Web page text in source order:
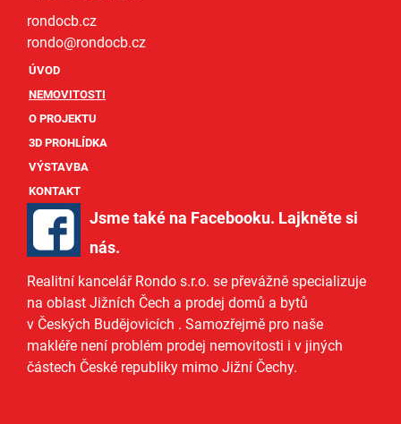
rondocb.cz
rondo@rondocb.cz
ÚVOD
NEMOVITOSTI
O PROJEKTU
3D PROHLÍDKA
VÝSTAVBA
KONTAKT
Jsme také na Facebooku. Lajkněte si
nás.
Realitní kancelář Rondo s.r.o. se převážně specializuje
na oblast Jižních Čech a prodej domů a bytů
v Českých Budějovicích . Samozřejmě pro naše
makléře není problém prodej nemovitosti i v jiných
částech České republiky mimo Jižní Čechy.